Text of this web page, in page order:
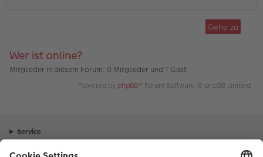
Gehe zu
Wer ist online?
Mitglieder in diesem Forum: 0 Mitglieder und 1 Gast
Powered by phpBB® Forum Software © phpBB Limited
Service